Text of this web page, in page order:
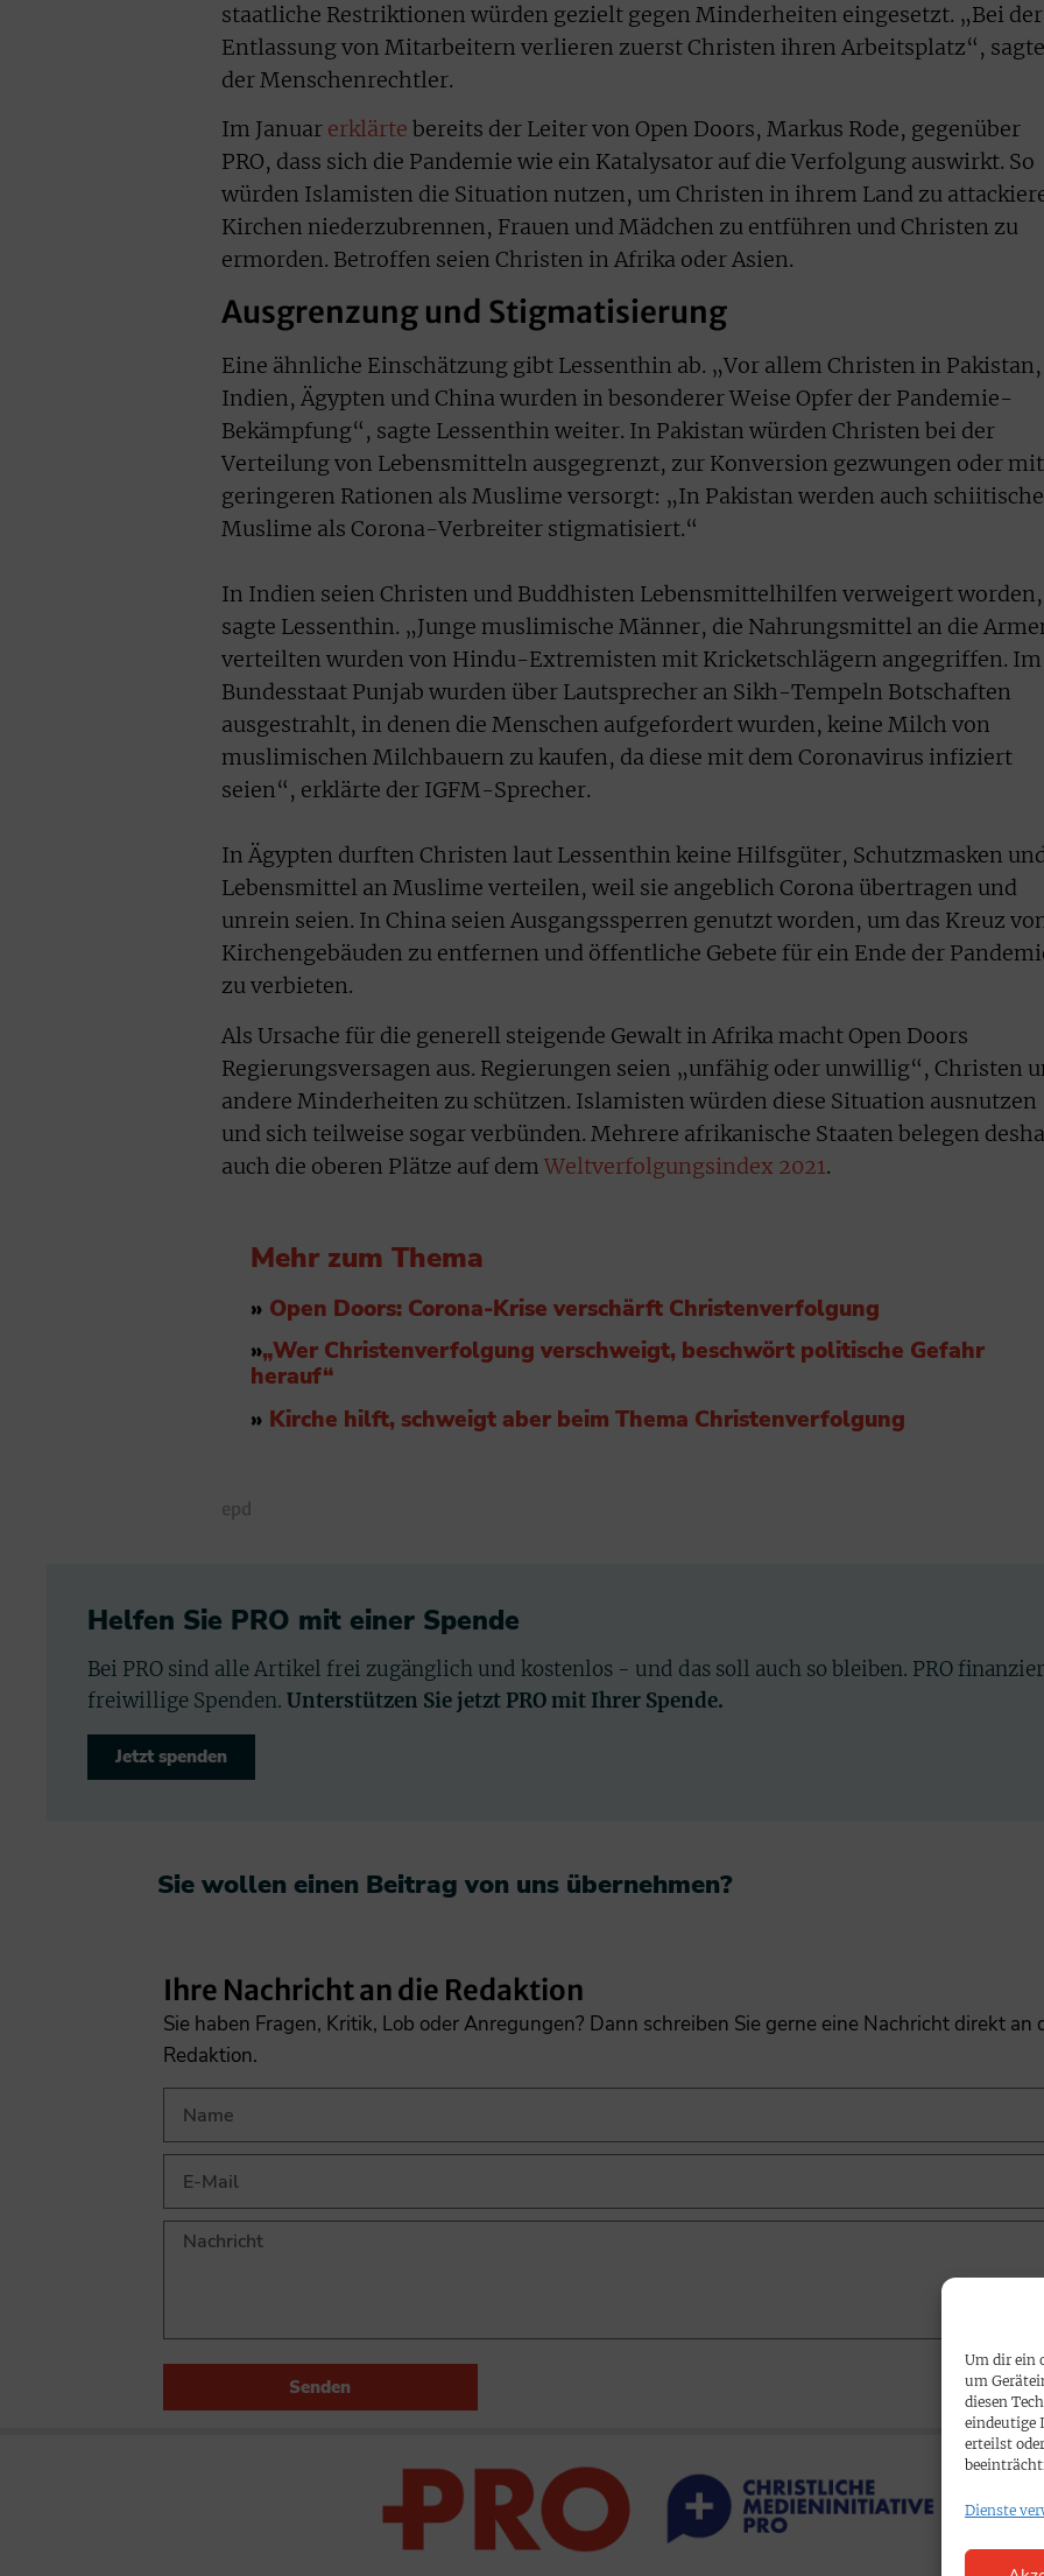
Um dir ein
um
diesen
eindeutige
erteilst
Dienste
staatliche Restriktionen würden gezielt gegen Minderheiten eingesetzt. „Bei der
Entlassung von Mitarbeitern verlieren zuerst Christen ihren Arbeitsplatz“, sagte
der Menschenrechtler.
Im Januar erklärte bereits der Leiter von Open Doors, Markus Rode, gegenüber
PRO, dass sich die Pandemie wie ein Katalysator auf die Verfolgung auswirkt. So
würden Islamisten die Situation nutzen, um Christen in ihrem Land zu
Kirchen niederzubrennen, Frauen und Mädchen zu entführen und Christen zu
ermorden. Betroffen seien Christen in Afrika oder Asien.
Ausgrenzung und Stigmatisierung
Eine ähnliche Einschätzung gibt Lessenthin ab. „Vor allem Christen in Pakistan,
Indien, Ägypten und China wurden in besonderer Weise Opfer der Pandemie-
Bekämpfung“, sagte Lessenthin weiter. In Pakistan würden Christen bei der
Verteilung von Lebensmitteln ausgegrenzt, zur Konversion gezwungen oder mit
geringeren Rationen als Muslime versorgt: „In Pakistan werden auch schiitische
Muslime als Corona-Verbreiter stigmatisiert.“
In Indien seien Christen und Buddhisten Lebensmittelhilfen verweigert worden,
sagte Lessenthin. „Junge muslimische Männer, die Nahrungsmittel an die
verteilten wurden von Hindu-Extremisten mit Kricketschlägern angegriffen. Im
Bundesstaat Punjab wurden über Lautsprecher an Sikh-Tempeln Botschaften
ausgestrahlt, in denen die Menschen aufgefordert wurden, keine Milch von
muslimischen Milchbauern zu kaufen, da diese mit dem Coronavirus infiziert
seien“, erklärte der IGFM-Sprecher.
In Ägypten durften Christen laut Lessenthin keine Hilfsgüter, Schutzmasken
Lebensmittel an Muslime verteilen, weil sie angeblich Corona übertragen und
unrein seien. In China seien Ausgangssperren genutzt worden, um das Kreuz
Kirchengebäuden zu entfernen und öffentliche Gebete für ein Ende der
zu verbieten.
Als Ursache für die generell steigende Gewalt in Afrika macht Open Doors
Regierungsversagen aus. Regierungen seien „unfähig oder unwillig“, Christen
andere Minderheiten zu schützen. Islamisten würden diese Situation ausnutzen
und sich teilweise sogar verbünden. Mehrere afrikanische Staaten belegen
auch die oberen Plätze auf dem Weltverfolgungsindex 2021.
Mehr zum Thema
» Open Doors: Corona-Krise verschärft Christenverfolgung
»„Wer Christenverfolgung verschweigt, beschwört politische Gefahr
herauf“
» Kirche hilft, schweigt aber beim Thema Christenverfolgung
epd
Helfen Sie PRO mit einer Spende
Bei PRO sind alle Artikel frei zugänglich und kostenlos - und das soll auch so bleiben. PRO
freiwillige Spenden. Unterstützen Sie jetzt PRO mit Ihrer Spende.
Jetzt spenden
Sie wollen einen Beitrag von uns übernehmen?​
Ihre Nachricht an die Redaktion
Sie haben Fragen, Kritik, Lob oder Anregungen? Dann schreiben Sie gerne eine Nachricht direkt an
Redaktion.
Senden